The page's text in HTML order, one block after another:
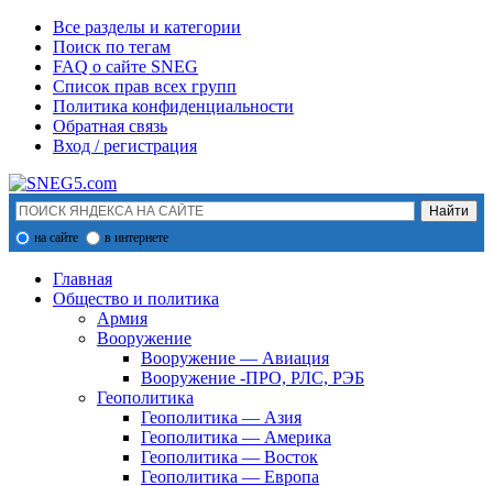
Все разделы и категории
Поиск по тегам
FAQ о сайте SNEG
Список прав всех групп
Политика конфиденциальности
Обратная связь
Вход / регистрация
на сайте в интернете
Главная
Общество и политика
Армия
Вооружение
Вооружение — Авиация
Вооружение -ПРО, РЛС, РЭБ
Геополитика
Геополитика — Азия
Геополитика — Америка
Геополитика — Восток
Геополитика — Европа